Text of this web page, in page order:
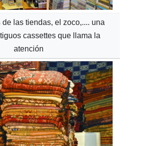
las tiendas, el zoco,.... una
cassettes que llama la
atención